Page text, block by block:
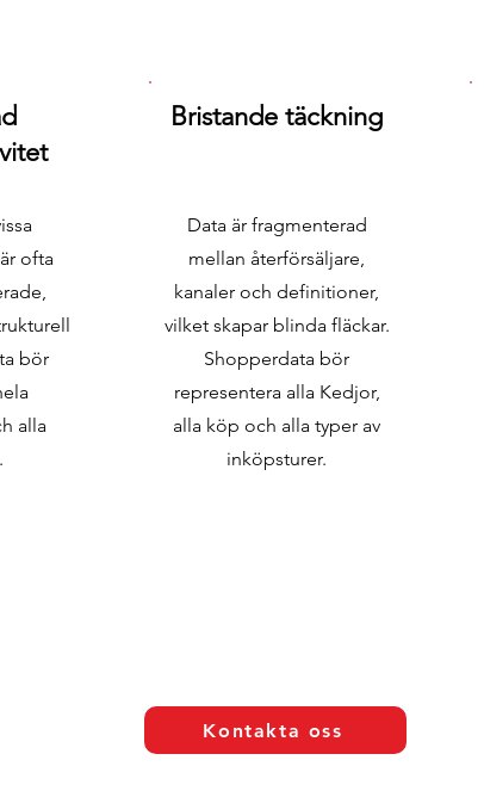
ofta
bör
alla
Bristande täckning
Data är fragmenterad
mellan återförsäljare,
kanaler och definitioner,
vilket skapar blinda fläckar.
Shopperdata bör
representera alla Kedjor,
alla köp och alla typer av
inköpsturer.
Kontakta oss